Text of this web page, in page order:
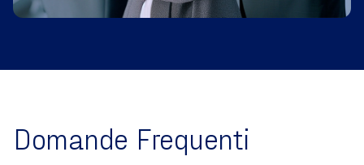
Domande Frequenti